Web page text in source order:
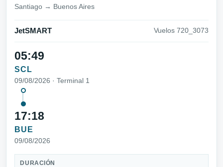
Santiago → Buenos Aires
JetSMART Vuelos 720_3073
05:49
SCL
09/08/2026 · Terminal 1
17:18
BUE
09/08/2026
DURACIÓN